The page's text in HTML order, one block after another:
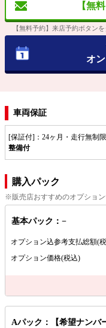
【無
【無料予約】来店予約ボタン
オ
車両保証
[保証付]：24ヶ月・走行無制限
整備付
購入パック
※販売店おすすめのオプショ
基本パック：−
オプション込参考支払総額(
オプション価格(税込)
Aパック：【希望ナンバ